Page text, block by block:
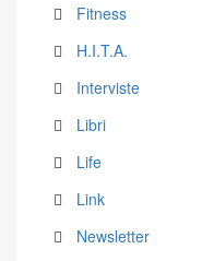
Fitness
H.I.T.A.
Interviste
Libri
Life
Link
Newsletter